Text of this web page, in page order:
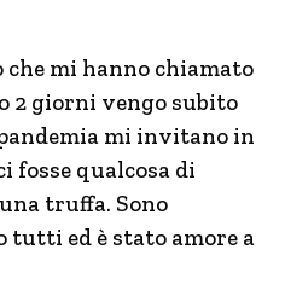
che mi hanno chiamato
2 giorni vengo subito
mi invitano in
fosse qualcosa di
truffa. Sono
ed è stato amore a